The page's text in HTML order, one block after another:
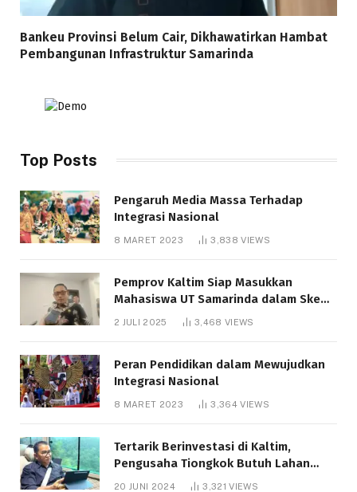
Bankeu Provinsi Belum Cair, Dikhawatirkan Hambat
Pembangunan Infrastruktur Samarinda
Top Posts
Pengaruh Media Massa Terhadap
Integrasi Nasional
8 MARET 2023 3,838VIEWS
Pemprov Kaltim Siap Masukkan
Mahasiswa UT Samarinda dalam Skema
Bantuan Pendidikan Gratispol
2 JULI 2025 3,468 VIEWS
Peran Pendidikan dalam Mewujudkan
Integrasi Nasional
8 MARET 2023 3,364VIEWS
Tertarik Berinvestasi di Kaltim,
Pengusaha Tiongkok Butuh Lahan
1.000 Hektare
20 JUNI 2024 3,321VIEWS